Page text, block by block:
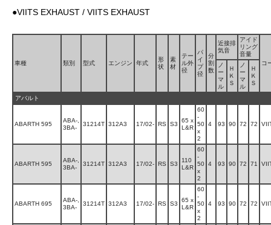
●VIITS EXHAUST / VIITS EXHAUST
車種 類別 型式 エンジン 年式
形
状
素
材
テー
ル外
径
パ
イ
プ
径
分
割
数
近接排
気音
アイド
リング
音量
コ
ノ
ー
マ
ル
Ｈ
Ｋ
Ｓ
ノ
ー
マ
ル
Ｈ
Ｋ
Ｓ
アバルト
ABARTH 595
ABA-,
3BA-
31214T 312A3 17/02- RS S3
65 x
L&R
60
-
50
x
2
4 93 90 72 72
ABARTH 595
ABA-,
3BA-
31214T 312A3 17/02- RS S3
110
L&R
60
-
50
x
2
4 93 90 72 71
ABARTH 695
ABA-,
3BA-
31214T 312A3 17/02- RS S3
65 x
L&R
60
-
50
x
2
4 93 90 72 72